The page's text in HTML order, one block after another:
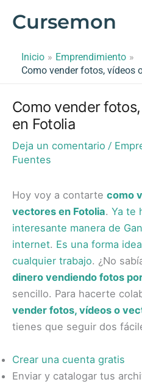
Cursemon
Inicio
Emprendimiento
Como vender fotos, vídeos
Como vender
en Fotolia
Deja un comentario /
Fuentes
Hoy voy a contarte como
vectores en Fotolia. Ya te
interesante manera de
internet. Es una forma
cualquier trabajo. ¿No
dinero vendiendo fotos
sencillo. Para hacerte
vender fotos, vídeos o
tienes que seguir dos
Crear una cuenta gratis
Enviar y catalogar tus